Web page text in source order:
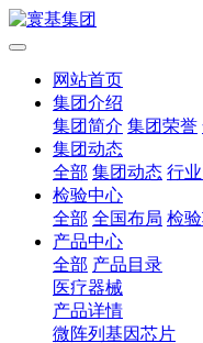
网站首页
集团介绍
集团简介 集团荣誉
集团动态
全部 集团动态 行
检验中心
全部 全国布局 检
产品中心
全部 产品目录
医疗器械
产品详情
微阵列基因芯片